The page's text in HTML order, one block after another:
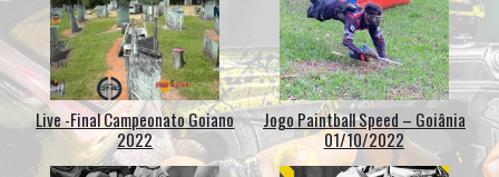
Live -Final Campeonato Goiano
2022
Jogo Paintball Speed – Goiânia
01/10/2022